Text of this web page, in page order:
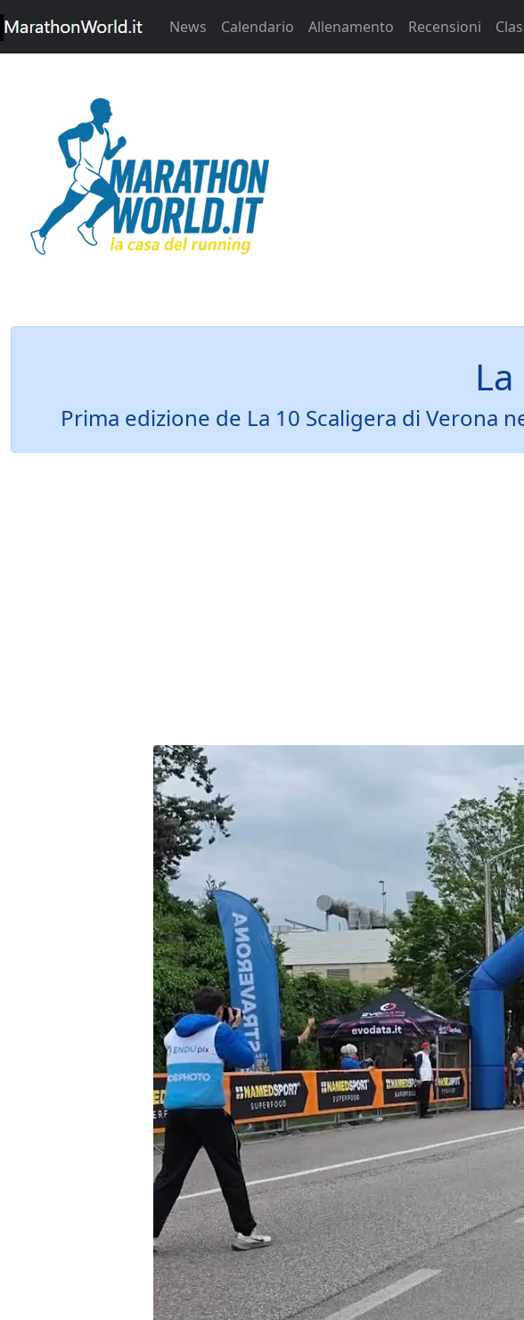
News Calendario Allenamento Recensioni
Prima edizione de La 10 Scaligera di Verona